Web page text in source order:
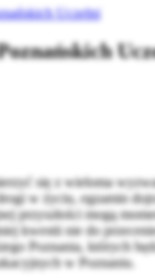
Uczelni
się z wieloma
w życiu, egzamin
przyszłości mogą
kwestii nie do
Poznania, których
w Poznaniu.